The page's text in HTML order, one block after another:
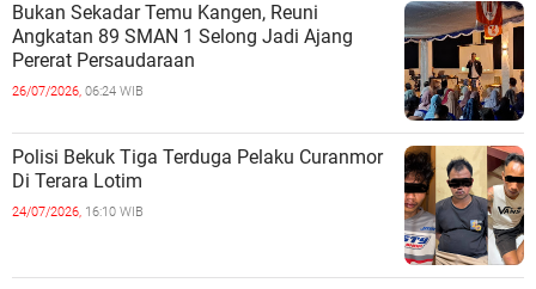
Bukan Sekadar Temu Kangen, Reuni
Angkatan 89 SMAN 1 Selong Jadi Ajang
Pererat Persaudaraan
26/07/2026, 06:24 WIB
Polisi Bekuk Tiga Terduga Pelaku Curanmor
Di Terara Lotim
24/07/2026, 16:10 WIB